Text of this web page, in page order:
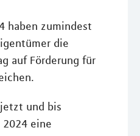
haben zumindest
die
auf Förderung für
und bis
eine